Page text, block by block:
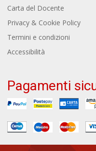
Carta del Docente
Privacy & Cookie Policy
Termini e condizioni
Accessibilità
Pagamenti